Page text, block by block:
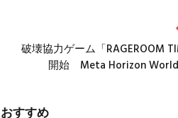
破壊協力ゲーム「RAGEROOM
開始 Meta Horizon
おすすめ